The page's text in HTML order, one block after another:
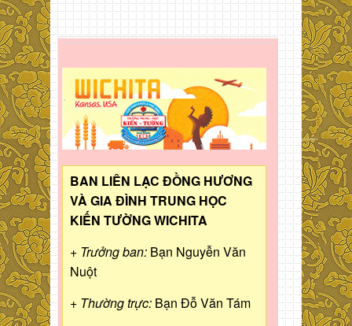
BAN LIÊN LẠC ĐỒNG HƯƠNG
VÀ GIA ĐÌNH TRUNG HỌC
KIẾN TƯỜNG WICHITA
+ Trưởng ban: Bạn Nguyễn Văn
Nuột
+ Thường trực: Bạn Đỗ Văn Tám